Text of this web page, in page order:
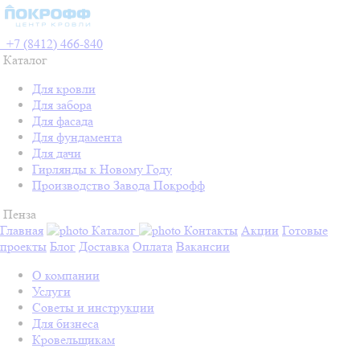
+7 (8412) 466-840
Каталог
Для кровли
Для забора
Для фасада
Для фундамента
Для дачи
Гирлянды к Новому Году
Производство Завода Покрофф
Пенза
Главная
Каталог Контакты Акции Готовые
проекты Блог Доставка Оплата Вакансии
О компании
Услуги
Советы и инструкции
Для бизнеса
Кровельщикам